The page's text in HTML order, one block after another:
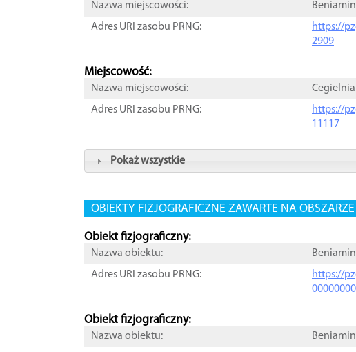
Nazwa miejscowości:
Adres URI zasobu PRNG:
https://
2909
Miejscowość:
Nazwa miejscowości:
Cegielnia
Adres URI zasobu PRNG:
https://
11117
Pokaż wszystkie
OBIEKTY FIZJOGRAFICZNE ZAWARTE NA
Obiekt fizjograficzny:
Nazwa obiektu:
Adres URI zasobu PRNG:
https://
Obiekt fizjograficzny:
Nazwa obiektu: